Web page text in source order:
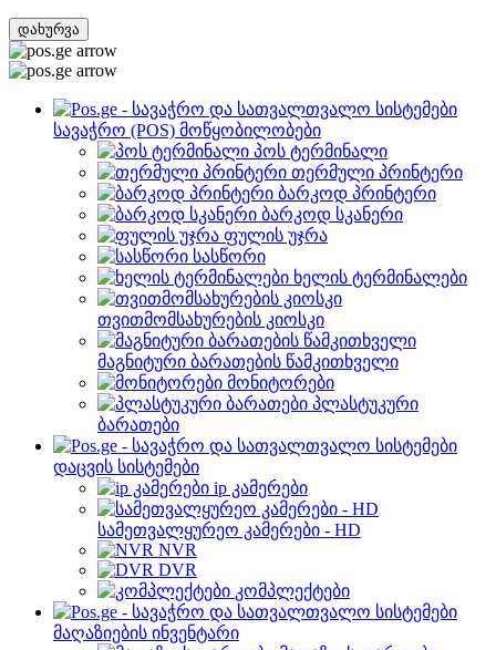
დახურვა
სავაჭრო (POS) მოწყობილობები
პოს ტერმინალი
თერმული პრინტერი
ბარკოდ პრინტერი
ბარკოდ სკანერი
ფულის უჯრა
სასწორი
ხელის ტერმინალები
თვითმომსახურების კიოსკი
მაგნიტური ბარათების წამკითხველი
მონიტორები
პლასტუკური
ბარათები
დაცვის სისტემები
ip კამერები
სამეთვალყურეო კამერები - HD
NVR
DVR
კომპლექტები
მაღაზიების ინვენტარი